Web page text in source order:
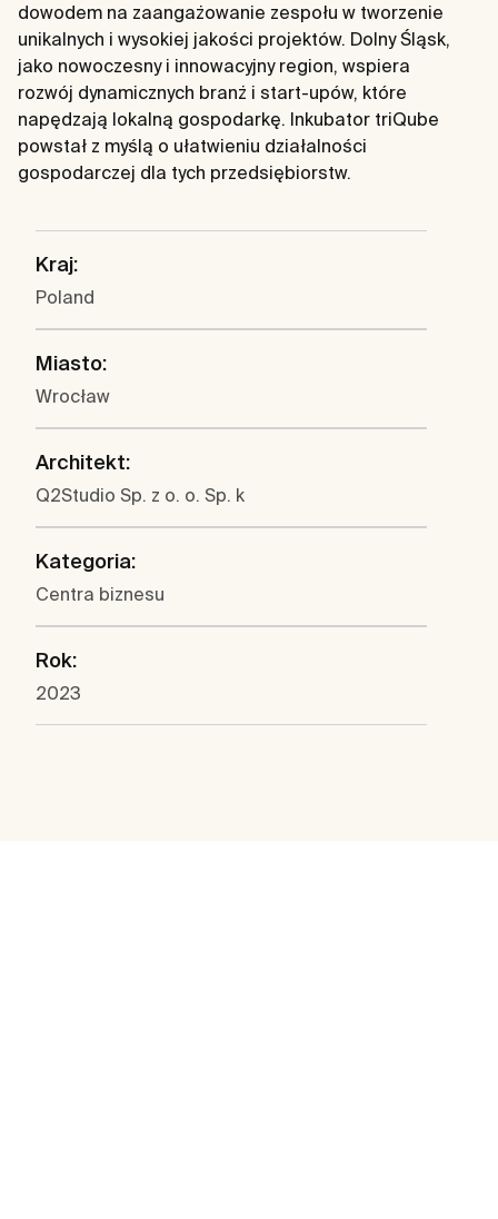
dowodem na zaangażowanie zespołu w tworzenie
unikalnych i wysokiej jakości projektów. Dolny Śląsk,
jako nowoczesny i innowacyjny region, wspiera
rozwój dynamicznych branż i start-upów, które
napędzają lokalną gospodarkę. Inkubator triQube
powstał z myślą o ułatwieniu działalności
gospodarczej dla tych przedsiębiorstw.
Kraj:
Poland
Miasto:
Wrocław
Architekt:
Q2Studio Sp. z o. o. Sp. k
Kategoria:
Centra biznesu
Rok:
2023